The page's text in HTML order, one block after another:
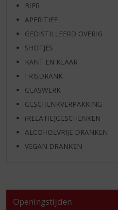
BIER
APERITIEF
GEDISTILLEERD OVERIG
SHOTJES
KANT EN KLAAR
FRISDRANK
GLASWERK
GESCHENKVERPAKKING
(RELATIE)GESCHENKEN
ALCOHOLVRIJE DRANKEN
VEGAN DRANKEN
Openingstijden